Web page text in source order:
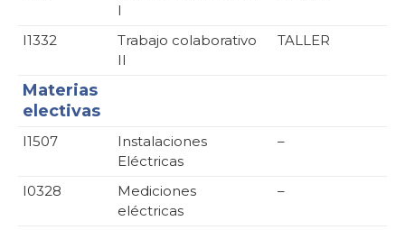
I
I1332
Trabajo colaborativo
II
TALLER
Materias
electivas
I1507
Instalaciones
Eléctricas
–
I0328
Mediciones
eléctricas
–